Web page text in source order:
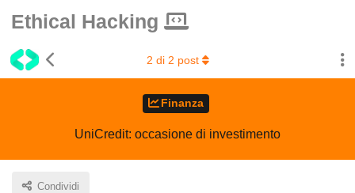
Ethical Hacking
Finanza
UniCredit: occasione di investimento
Condividi
2 di 2 post